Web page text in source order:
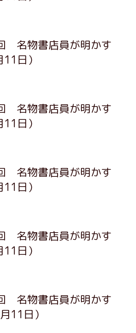
名物書店員が明かす
日）
名物書店員が明かす
日）
名物書店員が明かす
日）
名物書店員が明かす
日）
名物書店員が明かす
11日）